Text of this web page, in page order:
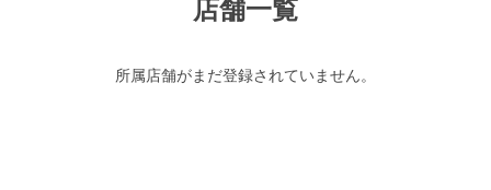
店舗一覧
所属店舗がまだ登録されていません。